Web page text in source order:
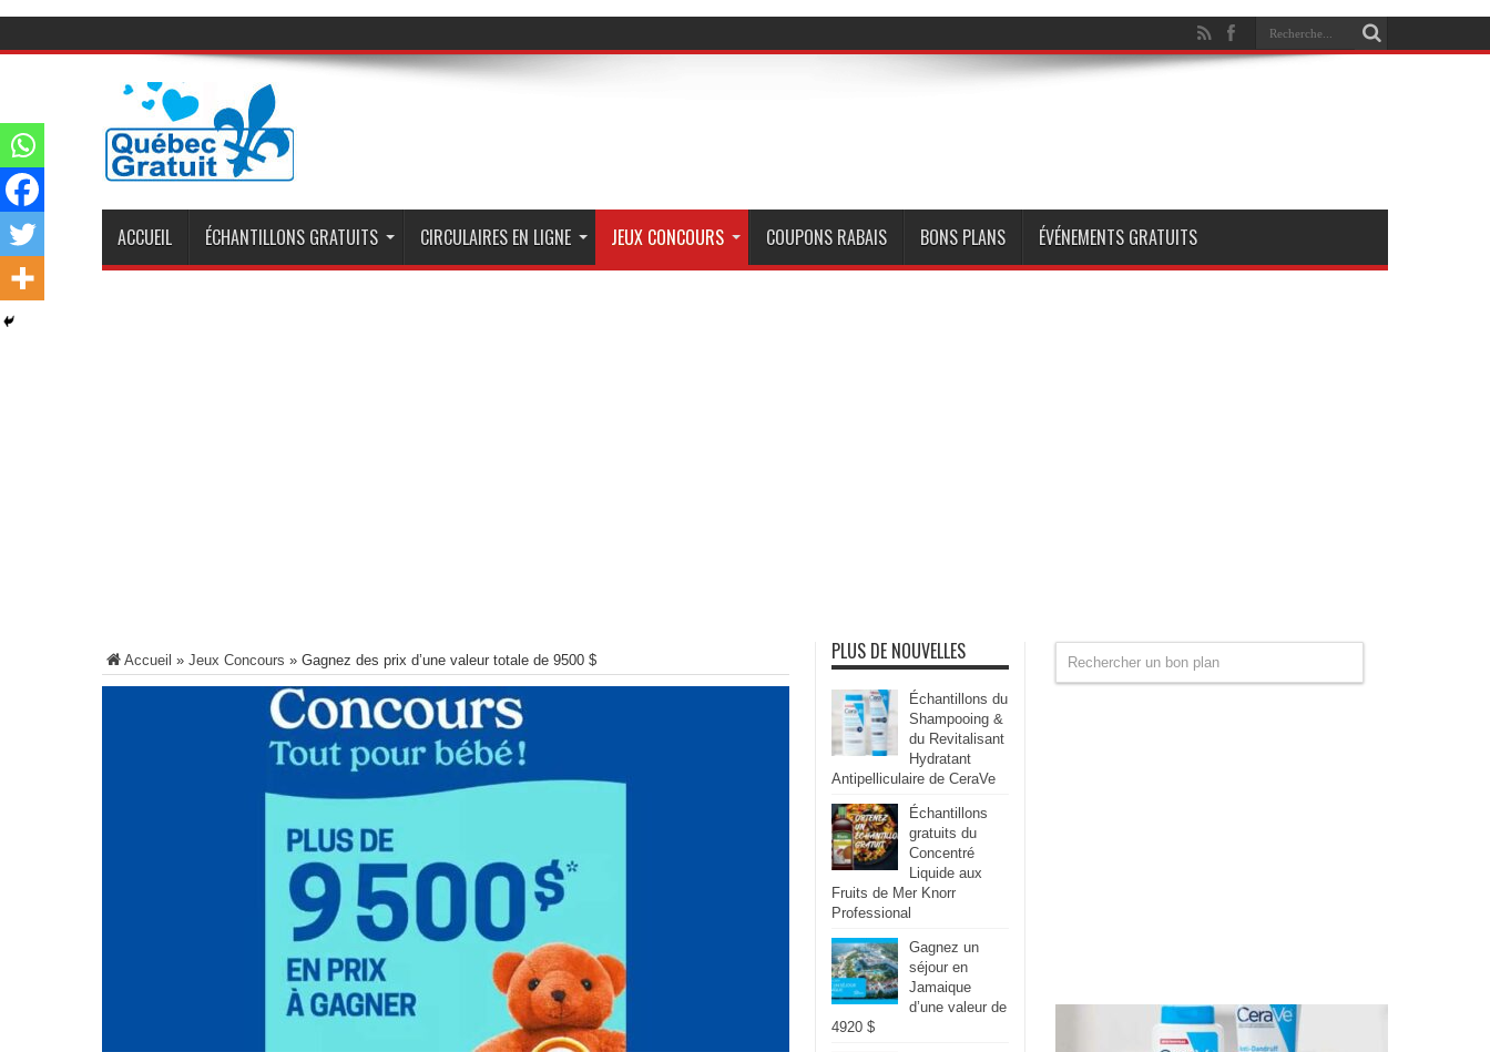
ACCUEIL ÉCHANTILLONS GRATUITS CIRCULAIRES EN LIGNE JEUX CONCOURS COUPONS RABAIS BONS PLANS ÉVÉNEMENTS GRATUITS
Accueil » Jeux Concours » Gagnez des prix d’une valeur totale de 9500 $ PLUS DE NOUVELLES
Échantillons du
Shampooing &
du Revitalisant
Hydratant
Antipelliculaire de CeraVe
Échantillons
gratuits du
Concentré
Liquide aux
Fruits de Mer Knorr
Professional
Gagnez un
séjour en
Jamaique
d’une valeur de
4920 $